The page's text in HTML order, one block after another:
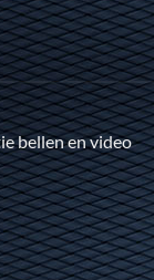
bellen en video